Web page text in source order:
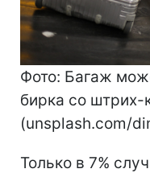
Фото: Багаж
бирка со штрих-
(unsplash.com/
Только в 7%